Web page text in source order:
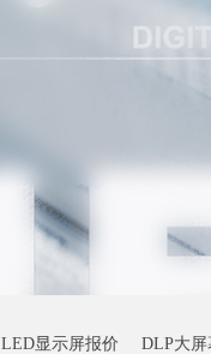
LED显示屏报价 DLP大屏